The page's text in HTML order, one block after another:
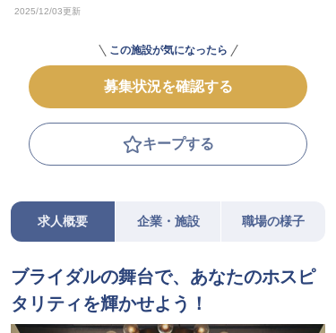
この施設が気になったら
募集状況を確認する
キープする
求人概要 企業・施設 職場の様子
ブライダルの舞台で、あなたのホスピ
タリティを輝かせよう！